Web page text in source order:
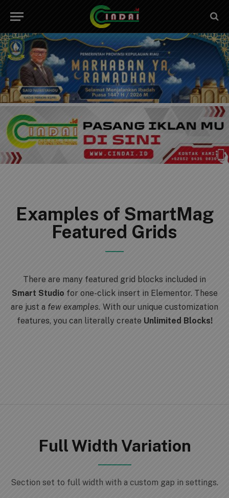
Examples of SmartMag
Featured Grids
There are many featured grid blocks included in
Smart Studio for one-click insert in Elementor. These
are just a few examples. With our unique customization
features, you can literally create Unlimited Blocks!
Full Width Variation
Section set to full width with a custom gap in settings.